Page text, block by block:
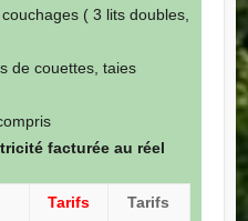
( 3 lits doubles,
de couettes, taies
facturée au réel
Tarifs
Tarifs